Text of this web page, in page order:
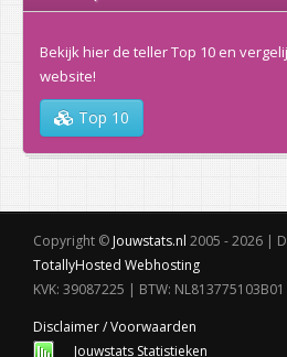
Bekijk hier de teller Top 10 en
website!
Top 10
Copyright © Jouwstats.nl 2005 - 2026 |
TotallyHosted Webhosting
KVK: 39087225 | BTW:
Disclaimer / Voorwaarden
Jouwstats Statistieken